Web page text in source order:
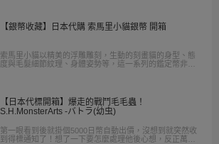
【銀幣收藏】日本代購 索馬里小貓銀幣 開箱
索馬里小貓以精美的浮雕雕刻，生動的刻畫貓的身型、態
度與毛髮細節紋理、身體姿勢等，這一系列的鑑定幣非常
【日本代標開箱】爆走的戰鬥毛毛蟲！
S.H.MonsterArts -バトラ(幼虫)
第一眼看到後就掛個5000日幣自動出價，沒想到就突然收
到得標通知了！想了一下要怎麼處理他後心想，反正萬物